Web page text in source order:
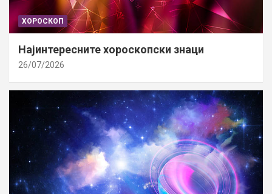
ХОРОСКОП
Најинтересните хороскопски знаци
26/07/2026